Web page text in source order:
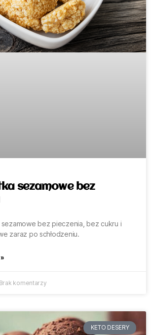
sezamowe bez
bez pieczenia, bez cukru i
zaraz po schłodzeniu.
Brak komentarzy
KETO DESERY